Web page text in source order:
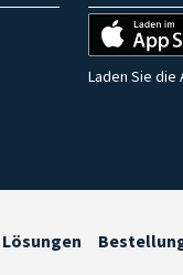
Laden Sie die